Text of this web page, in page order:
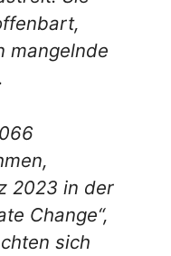
mangelnde
2023 in der
Change“,
sich